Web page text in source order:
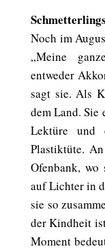
Noch im
„Meine
entweder
sagt sie. Als
dem Land. Sie
Lektüre und
Plastiktüte.
Ofenbank, wo
auf Lichter in
sie so
der Kindheit
Moment